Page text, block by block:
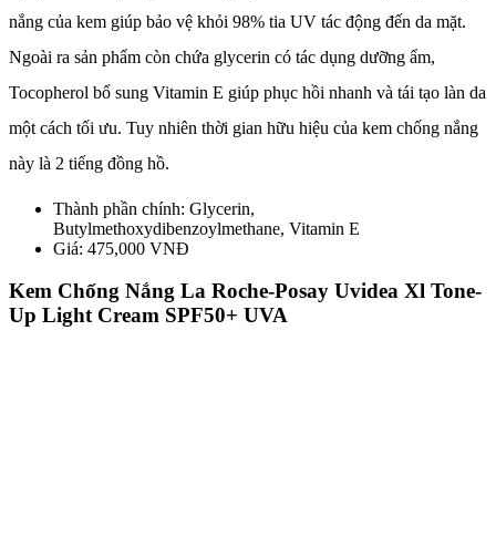
nắng của kem giúp bảo vệ khỏi 98% tia UV tác động đến da mặt.
Ngoài ra sản phẩm còn chứa glycerin có tác dụng dưỡng ẩm,
Tocopherol bổ sung Vitamin E giúp phục hồi nhanh và tái tạo làn da
một cách tối ưu. Tuy nhiên thời gian hữu hiệu của kem chống nắng
này là 2 tiếng đồng hồ.
Thành phần chính: Glycerin,
Butylmethoxydibenzoylmethane, Vitamin E
Giá: 475,000 VNĐ
Kem Chống Nắng La Roche-Posay Uvidea Xl Tone-
Up Light Cream SPF50+ UVA